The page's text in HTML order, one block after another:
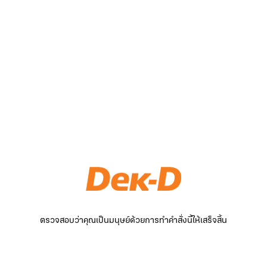
ตรวจสอบว่าคุณเป็นมนุษย์ด้วยการทำคำสั่งนี้ให้เสร็จสิ้น